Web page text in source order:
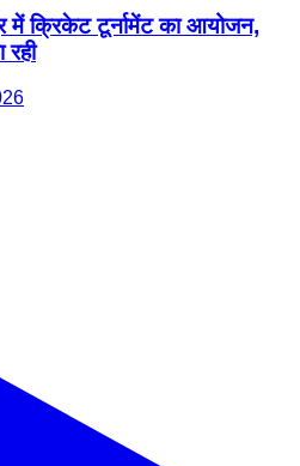
में क्रिकेट टूर्नामेंट का आयोजन,